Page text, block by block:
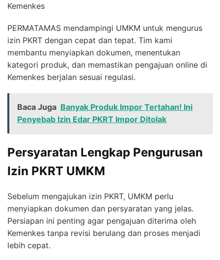
Kemenkes
PERMATAMAS mendampingi UMKM untuk mengurus
izin PKRT dengan cepat dan tepat. Tim kami
membantu menyiapkan dokumen, menentukan
kategori produk, dan memastikan pengajuan online di
Kemenkes berjalan sesuai regulasi.
Baca Juga Banyak Produk Impor Tertahan! Ini
Penyebab Izin Edar PKRT Impor Ditolak
Persyaratan Lengkap Pengurusan
Izin PKRT UMKM
Sebelum mengajukan izin PKRT, UMKM perlu
menyiapkan dokumen dan persyaratan yang jelas.
Persiapan ini penting agar pengajuan diterima oleh
Kemenkes tanpa revisi berulang dan proses menjadi
lebih cepat.